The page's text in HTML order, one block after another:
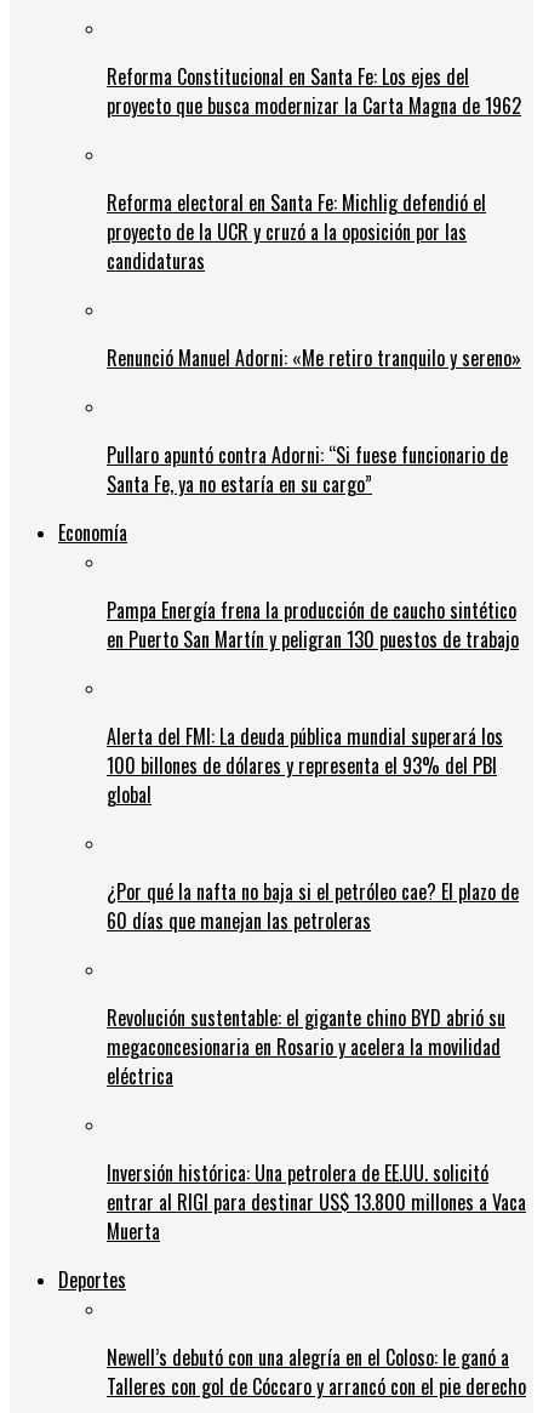
Reforma Constitucional en Santa Fe: Los ejes del
proyecto que busca modernizar la Carta Magna de 1962
Reforma electoral en Santa Fe: Michlig defendió el
proyecto de la UCR y cruzó a la oposición por las
candidaturas
Renunció Manuel Adorni: «Me retiro tranquilo y sereno»
Pullaro apuntó contra Adorni: “Si fuese funcionario de
Santa Fe, ya no estaría en su cargo”
Economía
Pampa Energía frena la producción de caucho sintético
en Puerto San Martín y peligran 130 puestos de trabajo
Alerta del FMI: La deuda pública mundial superará los
100 billones de dólares y representa el 93% del PBI
global
¿Por qué la nafta no baja si el petróleo cae? El plazo de
60 días que manejan las petroleras
Revolución sustentable: el gigante chino BYD abrió su
megaconcesionaria en Rosario y acelera la movilidad
eléctrica
Inversión histórica: Una petrolera de EE.UU. solicitó
entrar al RIGI para destinar US$ 13.800 millones a Vaca
Muerta
Deportes
Newell’s debutó con una alegría en el Coloso: le ganó a
Talleres con gol de Cóccaro y arrancó con el pie derecho